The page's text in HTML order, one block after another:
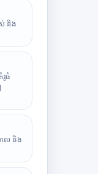
និង
ធំ
ាល និង